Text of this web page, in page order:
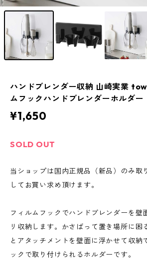
ハンドブレンダー収納 山崎実業
ムフックハンドブレンダーホルダー
¥1,650
SOLD OUT
当ショップは国内正規品（新品）のみ取
してお買い求め頂けます。
フィルムフックでハンドブレンダーを壁
リ収納します。かさばって置き場所に困
とアタッチメントを壁面に浮かせて収納
ックで取り付けられるホルダーです。